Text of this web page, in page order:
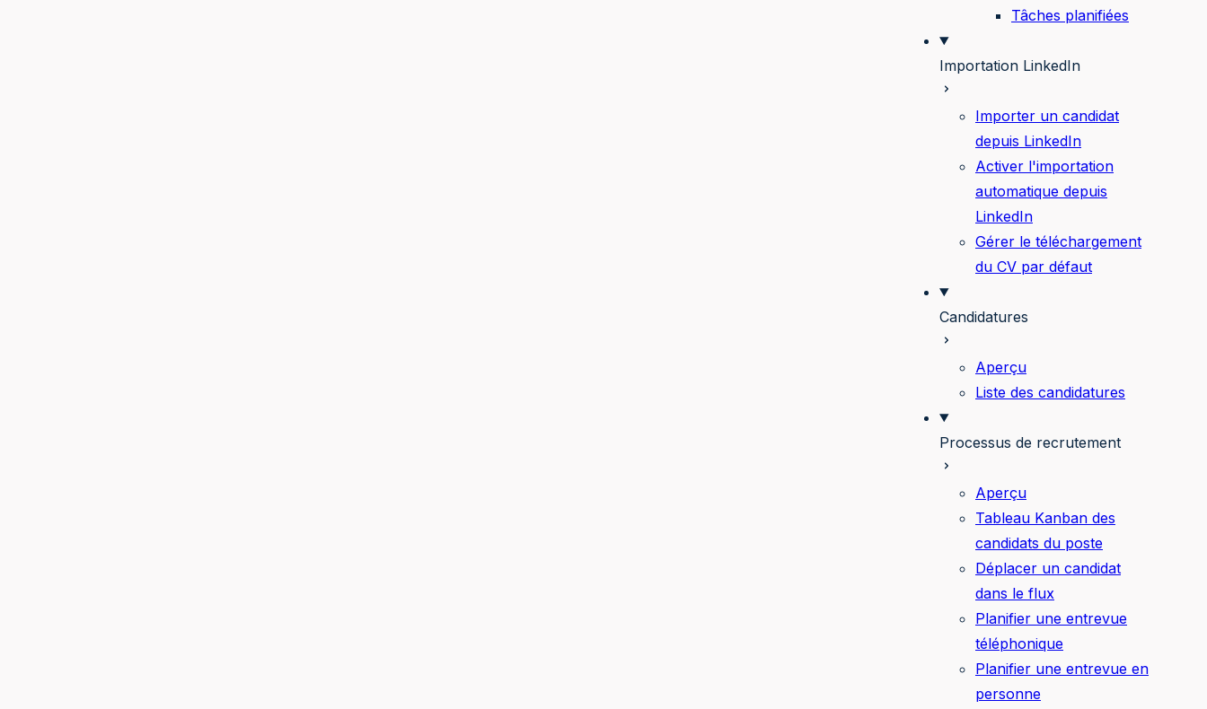
Tâches planifiées
Importation LinkedIn
Importer un candidat
depuis LinkedIn
Activer l'importation
automatique depuis
LinkedIn
Gérer le téléchargement
du CV par défaut
Candidatures
Aperçu
Liste des candidatures
Processus de recrutement
Aperçu
Tableau Kanban des
candidats du poste
Déplacer un candidat
dans le flux
Planifier une entrevue
téléphonique
Planifier une entrevue en
personne